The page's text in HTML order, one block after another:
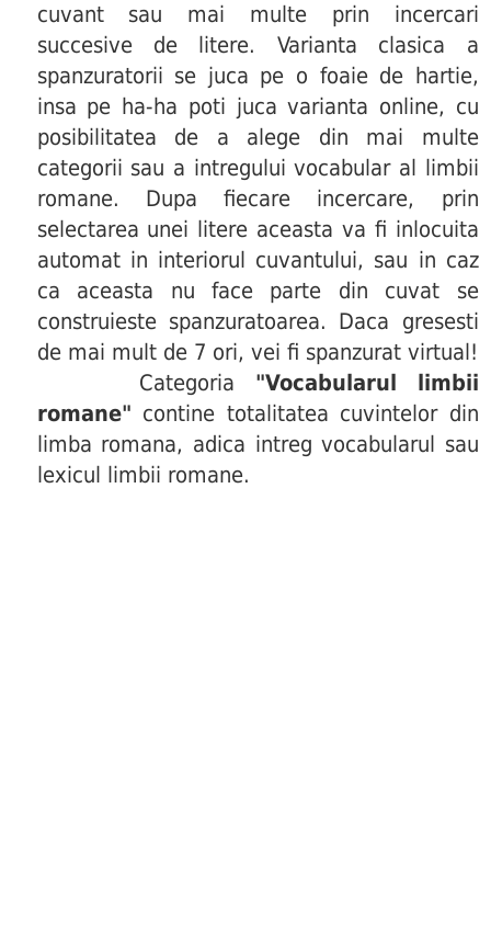
cuvant sau mai multe prin incercari
succesive de litere. Varianta clasica a
spanzuratorii se juca pe o foaie de hartie,
insa pe ha-ha poti juca varianta online, cu
posibilitatea de a alege din mai multe
categorii sau a intregului vocabular al limbii
romane. Dupa fiecare incercare, prin
selectarea unei litere aceasta va fi inlocuita
automat in interiorul cuvantului, sau in caz
ca aceasta nu face parte din cuvat se
construieste spanzuratoarea. Daca gresesti
de mai mult de 7 ori, vei fi spanzurat virtual!
Categoria "Vocabularul limbii
romane" contine totalitatea cuvintelor din
limba romana, adica intreg vocabularul sau
lexicul limbii romane.